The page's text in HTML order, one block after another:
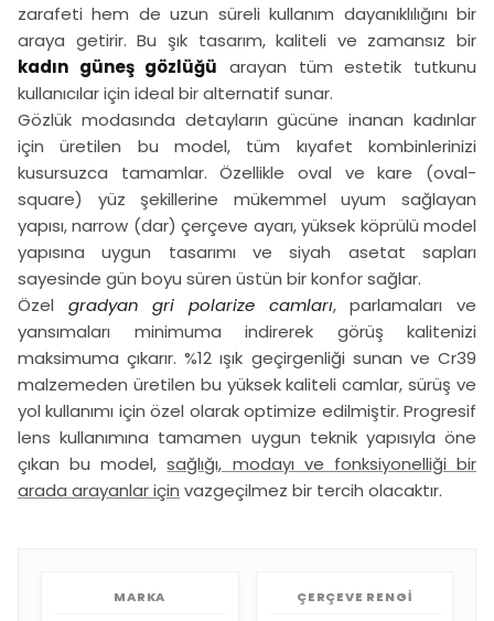
zarafeti hem de uzun süreli kullanım dayanıklılığını bir
araya getirir. Bu şık tasarım, kaliteli ve zamansız bir
kadın güneş gözlüğü arayan tüm estetik tutkunu
kullanıcılar için ideal bir alternatif sunar.
Gözlük modasında detayların gücüne inanan kadınlar
için üretilen bu model, tüm kıyafet kombinlerinizi
kusursuzca tamamlar. Özellikle oval ve kare (oval-
square) yüz şekillerine mükemmel uyum sağlayan
yapısı, narrow (dar) çerçeve ayarı, yüksek köprülü model
yapısına uygun tasarımı ve siyah asetat sapları
sayesinde gün boyu süren üstün bir konfor sağlar.
Özel gradyan gri polarize camları, parlamaları ve
yansımaları minimuma indirerek görüş kalitenizi
maksimuma çıkarır. %12 ışık geçirgenliği sunan ve Cr39
malzemeden üretilen bu yüksek kaliteli camlar, sürüş ve
yol kullanımı için özel olarak optimize edilmiştir. Progresif
lens kullanımına tamamen uygun teknik yapısıyla öne
çıkan bu model,sağlığı, modayı ve fonksiyonelliği bir
arada arayanlar için vazgeçilmez bir tercih olacaktır.
MARKA ÇERÇEVE RENGI